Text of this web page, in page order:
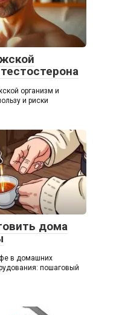
организм и
и риски
дома
в домашних
пошаговый